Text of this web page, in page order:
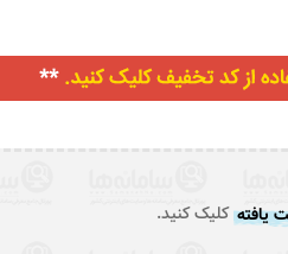
یافتهکلیک کنید.